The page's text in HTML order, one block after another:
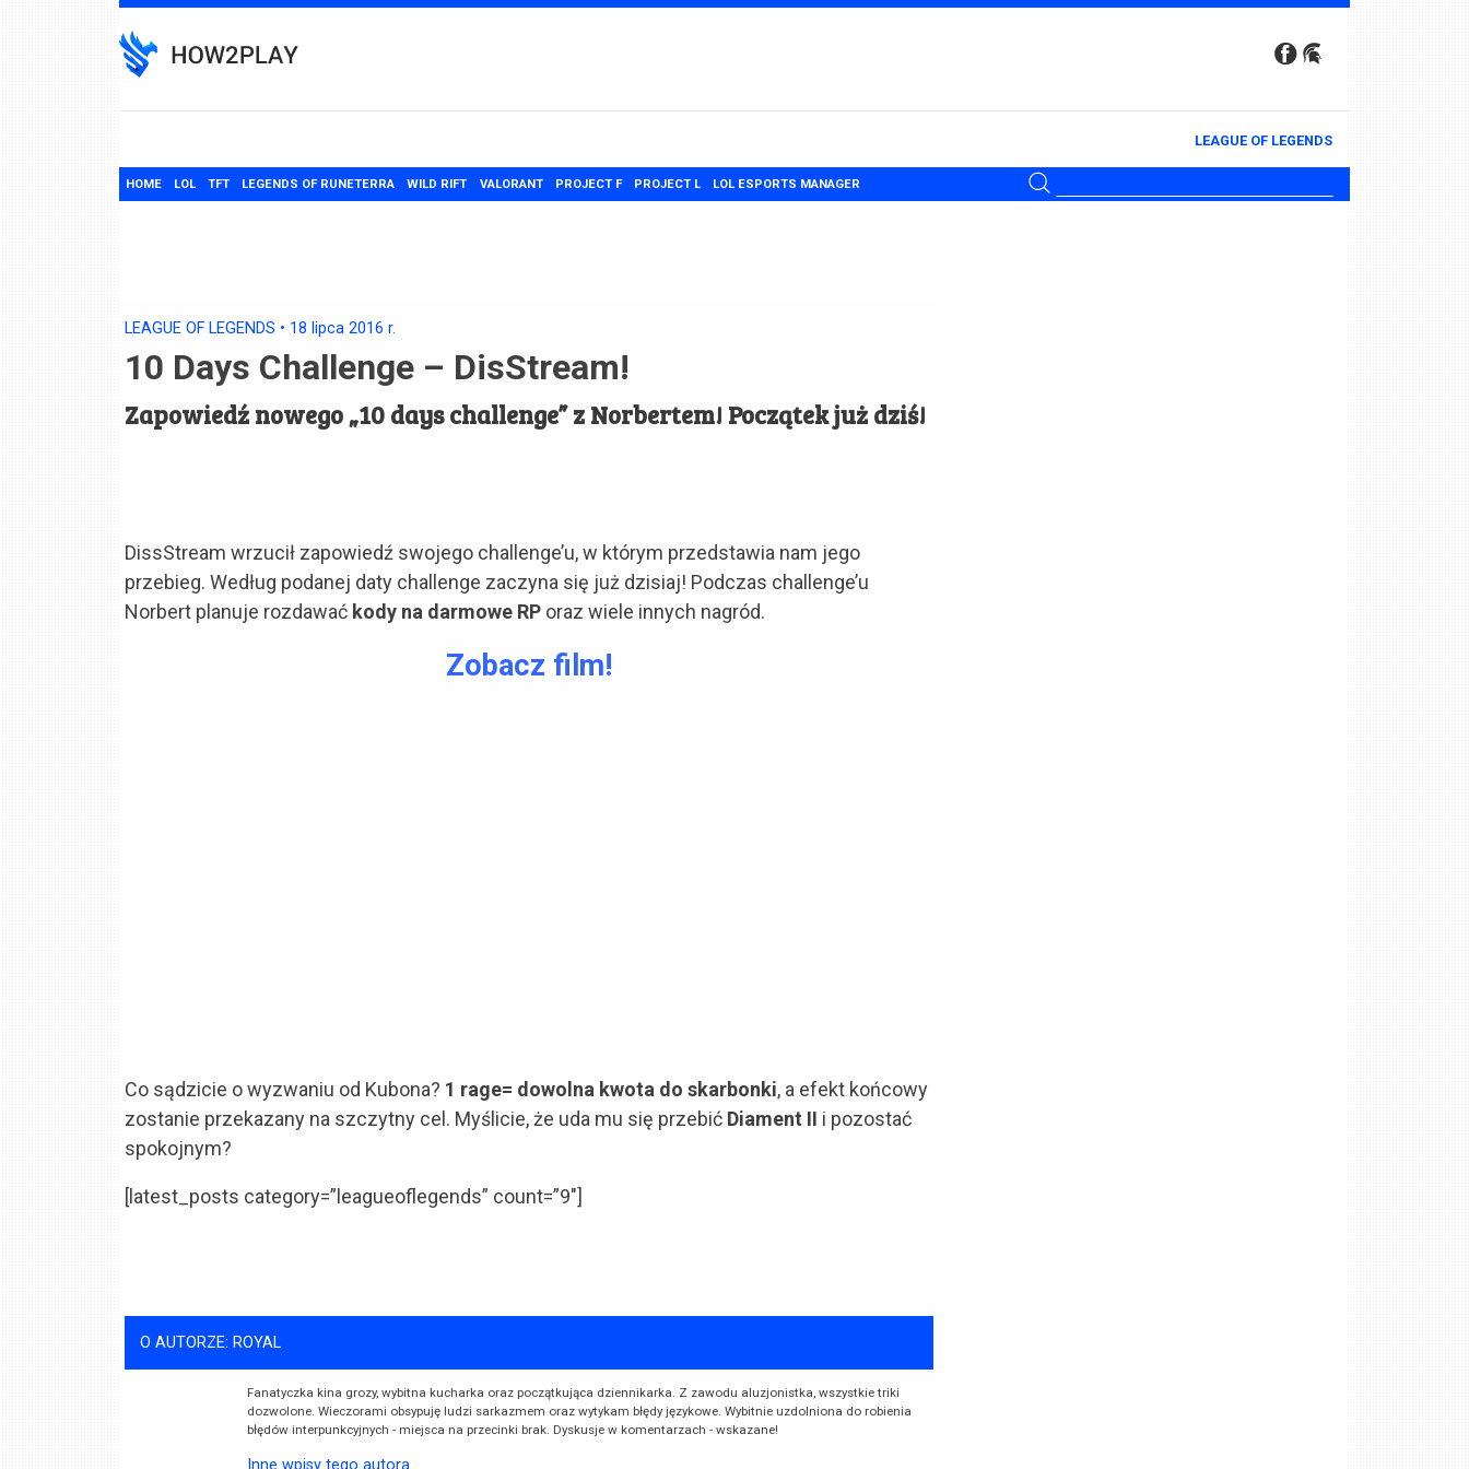
to
content
LEAGUE OF LEGENDS
HOME LOL TFT LEGENDS OF RUNETERRA WILD RIFT VALORANT PROJECT F PROJECT L LOL ESPORTS MANAGER
LEAGUE OF LEGENDS • 18 lipca 2016 r.
10 Days Challenge – DisStream!
Zapowiedź nowego „10 days challenge” z Norbertem! Początek już dziś!
DissStream wrzucił zapowiedź swojego challenge’u, w którym przedstawia nam jego
przebieg. Według podanej daty challenge zaczyna się już dzisiaj! Podczas challenge’u
Norbert planuje rozdawać kody na darmowe RP oraz wiele innych nagród.
Zobacz film!
Co sądzicie o wyzwaniu od Kubona? 1 rage= dowolna kwota do skarbonki, a efekt końcowy
zostanie przekazany na szczytny cel. Myślicie, że uda mu się przebić Diament II i pozostać
spokojnym?
[latest_posts category=”leagueoflegends” count=”9″]
O AUTORZE: ROYAL
Fanatyczka kina grozy, wybitna kucharka oraz początkująca dziennikarka. Z zawodu aluzjonistka, wszystkie triki
dozwolone. Wieczorami obsypuję ludzi sarkazmem oraz wytykam błędy językowe. Wybitnie uzdolniona do robienia
błędów interpunkcyjnych - miejsca na przecinki brak. Dyskusje w komentarzach - wskazane!